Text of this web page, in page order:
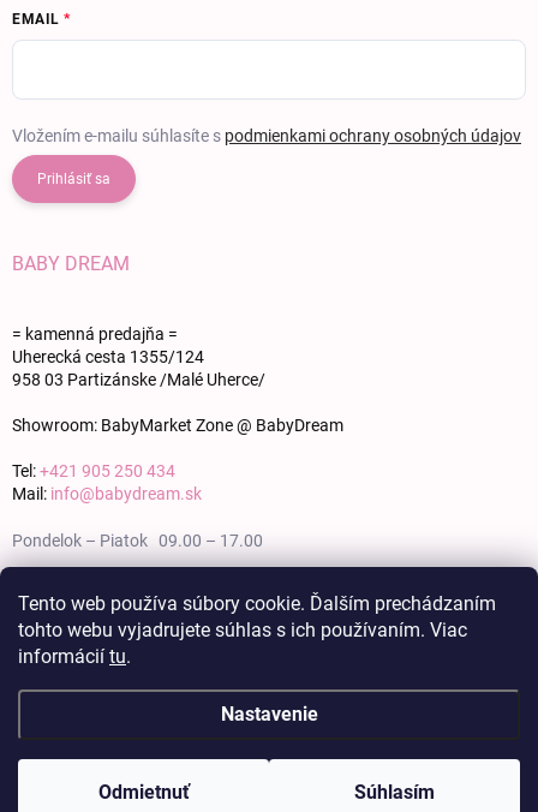
Tento web používa súbory cookie. Ďalším prechádzaním
tohto webu vyjadrujete súhlas s ich používaním. Viac
informácií tu.
Nastavenie
Odmietnuť Súhlasím
EMAIL
Vložením e-mailu súhlasíte s podmienkami ochrany osobných údajov
Prihlásiť sa
BABY DREAM
= kamenná predajňa =
Uherecká cesta 1355/124
958 03 Partizánske /Malé Uherce/
Showroom: BabyMarket Zone @ BabyDream
Tel:+421 905 250 434
Mail: info@babydream.sk
Pondelok – Piatok 09.00 – 17.00
Nedeľa zatvorené
Copyright 2026BABY DREAM. Všetky práva vyhradené.Upraviť nastavenie